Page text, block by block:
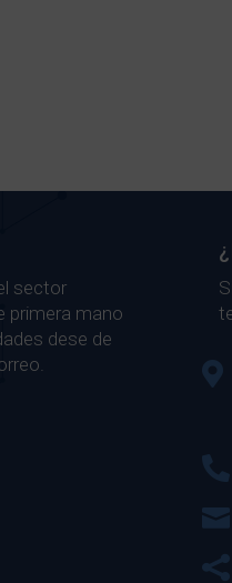
sector
primera mano
dese de



